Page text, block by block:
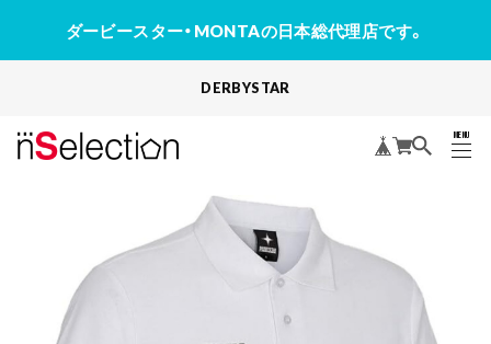
ダービースター・MONTAの日本総代理店です。
DERBYSTAR
MENU
CLOSE